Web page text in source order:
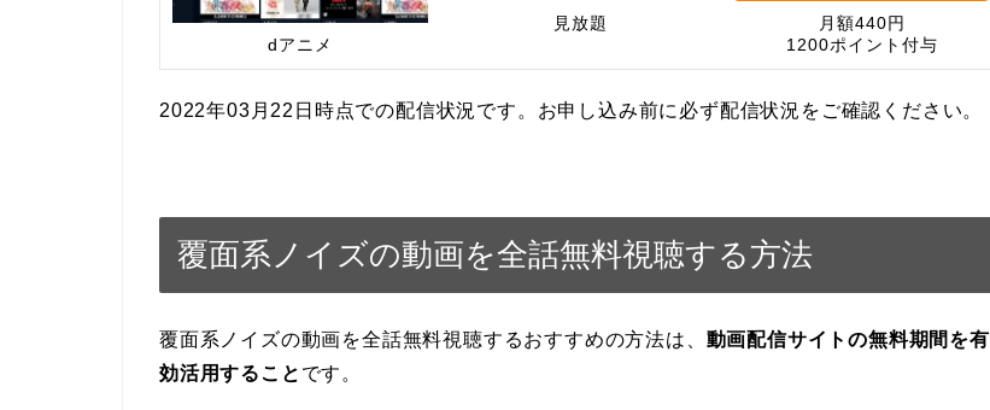
dアニメ
見放題
月額440円
1200ポイント付与
2022年03月22日時点での配信状況です。お申し込み前に必ず配信状況をご確認ください。
覆面系ノイズの動画を全話無料視聴する方法
覆面系ノイズの動画を全話無料視聴するおすすめの方法は、 動画配信サイトの無料期間を有
効活用すること です。